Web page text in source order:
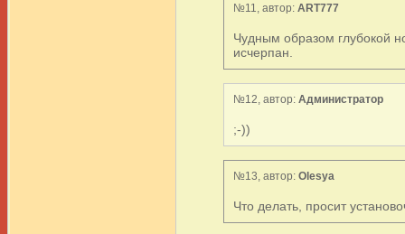
№11, автор: ART777
Чудным образом глубокой
исчерпан.
№12, автор: Администратор
;-))
№13, автор: Olesya
Что делать, просит